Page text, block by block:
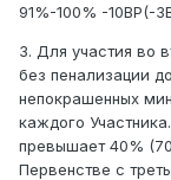
91%-100% -10ВР(-
3. Для участия во
без пенализации
непокрашенных
каждого
превышает 40%
Первенстве с